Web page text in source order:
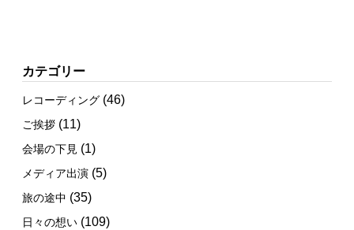
カテゴリー
レコーディング (46)
ご挨拶 (11)
会場の下見 (1)
メディア出演 (5)
旅の途中 (35)
日々の想い (109)